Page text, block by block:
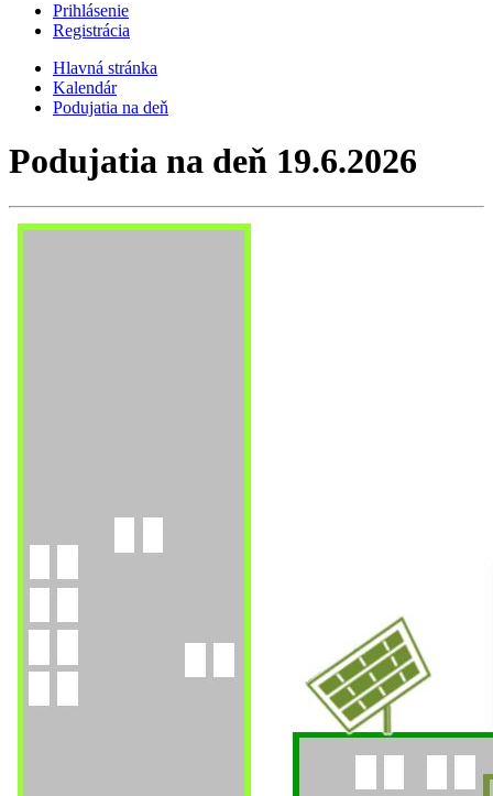
Prihlásenie
Registrácia
Hlavná stránka
Kalendár
Podujatia na deň
Podujatia na deň 19.6.2026